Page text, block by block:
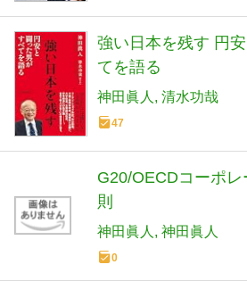
強い日本を残す 円
てを語る
神田眞人 清水功哉
47
G20/OECDコーポ
則
神田眞人 神田眞人
0